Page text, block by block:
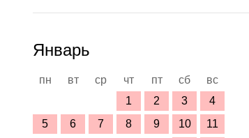
Январь
пн вт ср чт пт сб
вс
1
2 3
4
5
6 7 8 9 10
11